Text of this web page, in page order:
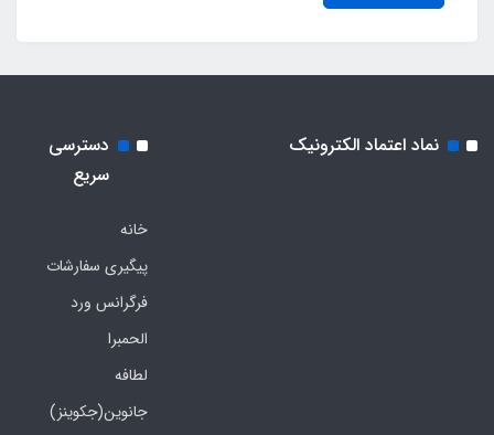
نماد اعتماد الکترونیک
دسترسی
سریع
خانه
پیگیری سفارشات
فرگرانس ورد
الحمبرا
لطافه
جانوین(جکوینز)